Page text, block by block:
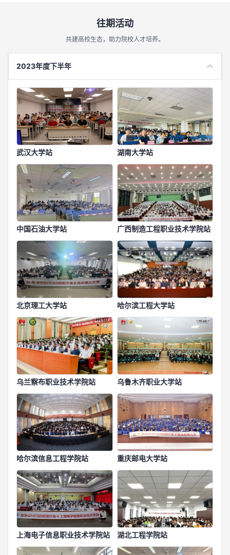
往期活动
共建高校生态，助力院校人才培养。
2023年度下半年
武汉大学站 湖南大学站
中国石油大学站 广西制造工程职业技术学院站
北京理工大学站 哈尔滨工程大学站
乌兰察布职业技术学院站 乌鲁木齐职业大学站
哈尔滨信息工程学院站 重庆邮电大学站
上海电子信息职业技术学院站 湖北工程学院站